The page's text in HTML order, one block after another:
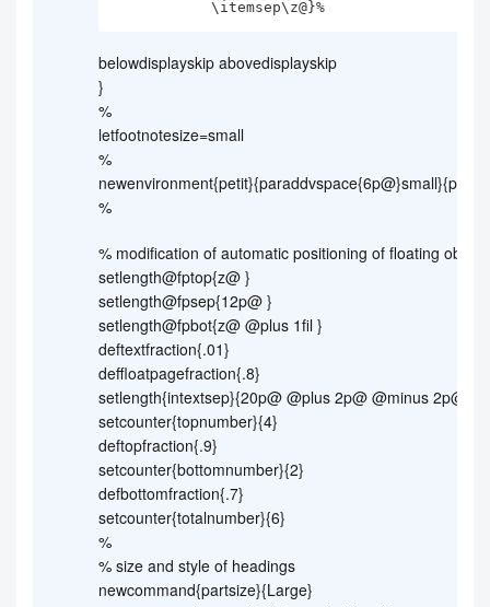
           \itemsep\z@}%
belowdisplayskip abovedisplayskip
}
%
letfootnotesize=small
%
%
% modification of automatic positioning of floating
setlength@fptop{z@ }
setlength@fpsep{12p@ }
setlength@fpbot{z@ @plus 1fil }
deftextfraction{.01}
deffloatpagefraction{.8}
setlength{intextsep}{20p@ @plus 2p@ @minus 2p@}
setcounter{topnumber}{4}
deftopfraction{.9}
setcounter{bottomnumber}{2}
defbottomfraction{.7}
setcounter{totalnumber}{6}
%
% size and style of headings
newcommand{partsize}{Large}